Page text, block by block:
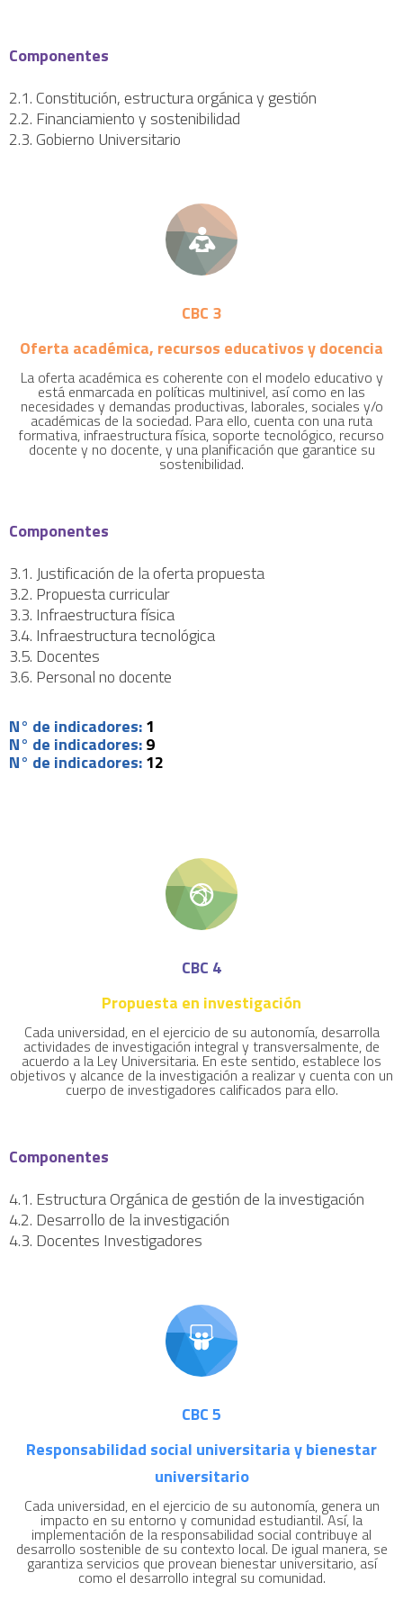
Componentes
2.1. Constitución, estructura orgánica y gestión
2.2. Financiamiento y sostenibilidad
2.3. Gobierno Universitario
CBC 3
Oferta académica, recursos educativos y docencia
La oferta académica es coherente con el modelo educativo y
está enmarcada en políticas multinivel, así como en las
necesidades y demandas productivas, laborales, sociales y/o
académicas de la sociedad. Para ello, cuenta con una ruta
formativa, infraestructura física, soporte tecnológico, recurso
docente y no docente, y una planificación que garantice su
sostenibilidad.
Componentes
3.1. Justificación de la oferta propuesta
3.2. Propuesta curricular
3.3. Infraestructura física
3.4. Infraestructura tecnológica
3.5. Docentes
3.6. Personal no docente
N° de indicadores:1
N° de indicadores:9
N° de indicadores:12
CBC 4
Propuesta en investigación
Cada universidad, en el ejercicio de su autonomía, desarrolla
actividades de investigación integral y transversalmente, de
acuerdo a la Ley Universitaria. En este sentido, establece los
objetivos y alcance de la investigación a realizar y cuenta con un
cuerpo de investigadores calificados para ello.
Componentes
4.1. Estructura Orgánica de gestión de la investigación
4.2. Desarrollo de la investigación
4.3. Docentes Investigadores
CBC 5
Responsabilidad social universitaria y bienestar
universitario
Cada universidad, en el ejercicio de su autonomía, genera un
impacto en su entorno y comunidad estudiantil. Así, la
implementación de la responsabilidad social contribuye al
desarrollo sostenible de su contexto local. De igual manera, se
garantiza servicios que provean bienestar universitario, así
como el desarrollo integral su comunidad.